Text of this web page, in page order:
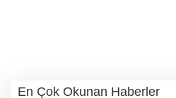
En Çok Okunan Haberler